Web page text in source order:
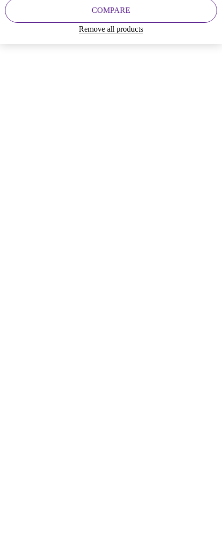
COMPARE
Remove all products